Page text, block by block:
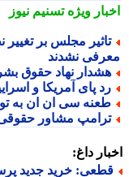
ویژهتسنیم نیوز
مجلس بر تغییر
نشدند
نهاد حقوق بشری
پای آمریکا و
سی ان ان به توهم
مشاور حقوقی
داغ:
خرید جدید